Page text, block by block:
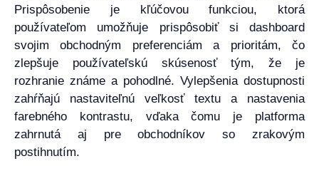
Prispôsobenie je kľúčovou funkciou, ktorá
používateľom umožňuje prispôsobiť si dashboard
svojim obchodným preferenciám a prioritám, čo
zlepšuje používateľskú skúsenosť tým, že je
rozhranie známe a pohodlné. Vylepšenia dostupnosti
zahŕňajú nastaviteľnú veľkosť textu a nastavenia
farebného kontrastu, vďaka čomu je platforma
zahrnutá aj pre obchodníkov so zrakovým
postihnutím.